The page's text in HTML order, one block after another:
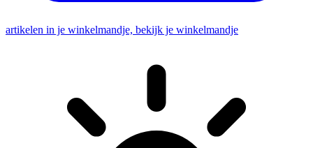
artikelen in je winkelmandje, bekijk je winkelmandje